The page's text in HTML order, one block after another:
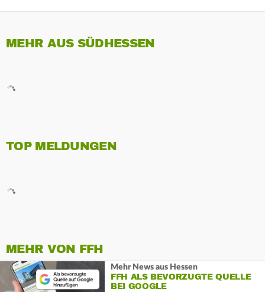
MEHR AUS SÜDHESSEN
TOP MELDUNGEN
MEHR VON FFH
Mehr News aus Hessen
FFH ALS BEVORZUGTE QUELLE
BEI GOOGLE